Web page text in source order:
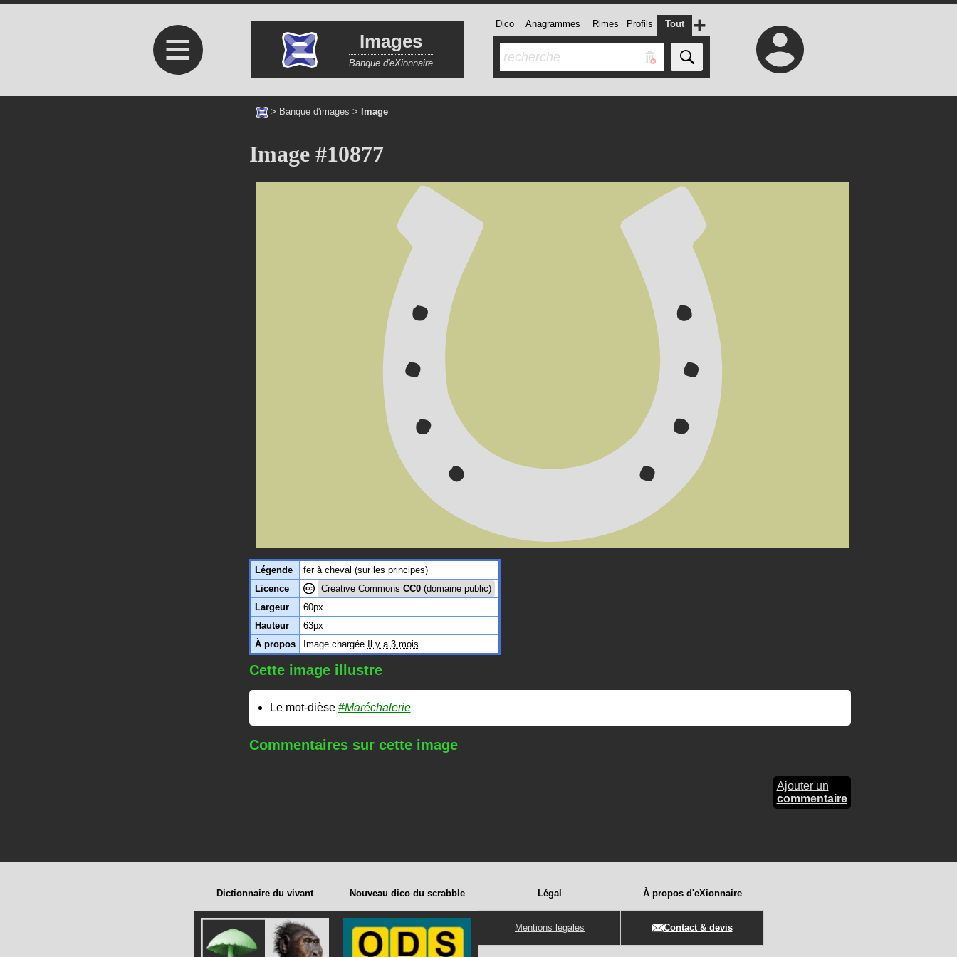
≡ Images
Banque d'eXionnaire
Dico Anagrammes Rimes Profils Tout +
> Banque d'images > Image
Image #10877
Légende
fer à cheval (sur les principes)
Licence
Creative Commons CC0(domaine public)
Largeur
60px
Hauteur
63px
À propos
Image chargée Il y a 3 mois
Cette image illustre
Le mot-dièse #Maréchalerie
Commentaires sur cette image
Ajouter un
commentaire
Dictionnaire du vivant Nouveau dico du scrabble Légal
Mentions légales
À propos d'eXionnaire
Contact & devis